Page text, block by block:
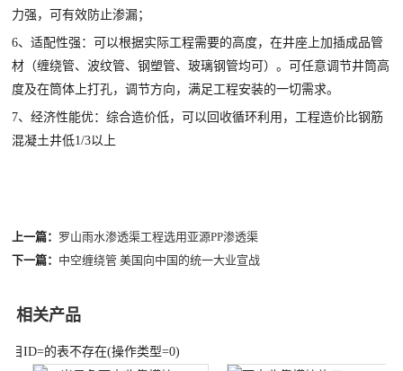
力强，可有效防止渗漏；
6、适配性强：可以根据实际工程需要的高度，在井座上加插成品管
材（缠绕管、波纹管、钢塑管、玻璃钢管均可）。可任意调节井筒高
度及在筒体上打孔，调节方向，满足工程安装的一切需求。
7、经济性能优：综合造价低，可以回收循环利用，工程造价比钢筋
混凝土井低1/3以上
上一篇： 罗山雨水渗透渠工程选用亚源PP渗透渠
下一篇： 中空缠绕管 美国向中国的统一大业宣战
相关产品
目ID=的表不存在(操作类型=0)